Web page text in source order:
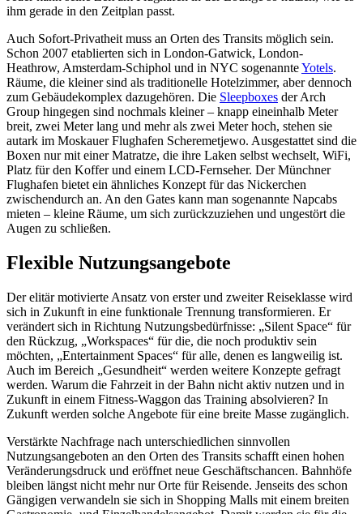
ihm gerade in den Zeitplan passt.
Auch Sofort-Privatheit muss an Orten des Transits möglich sein.
Schon 2007 etablierten sich in London-Gatwick, London-
Heathrow, Amsterdam-Schiphol und in NYC sogenannteYotels.
Räume, die kleiner sind als traditionelle Hotelzimmer, aber dennoch
zum Gebäudekomplex dazugehören. Die Sleepboxes der Arch
Group hingegen sind nochmals kleiner – knapp eineinhalb Meter
breit, zwei Meter lang und mehr als zwei Meter hoch, stehen sie
autark im Moskauer Flughafen Scheremetjewo. Ausgestattet sind die
Boxen nur mit einer Matratze, die ihre Laken selbst wechselt, WiFi,
Platz für den Koffer und einem LCD-Fernseher. Der Münchner
Flughafen bietet ein ähnliches Konzept für das Nickerchen
zwischendurch an. An den Gates kann man sogenannte Napcabs
mieten – kleine Räume, um sich zurückzuziehen und ungestört die
Augen zu schließen.
Flexible Nutzungsangebote
Der elitär motivierte Ansatz von erster und zweiter Reiseklasse wird
sich in Zukunft in eine funktionale Trennung transformieren. Er
verändert sich in Richtung Nutzungsbedürfnisse: „Silent Space“ für
den Rückzug, „Workspaces“ für die, die noch produktiv sein
möchten, „Entertainment Spaces“ für alle, denen es langweilig ist.
Auch im Bereich „Gesundheit“ werden weitere Konzepte gefragt
werden. Warum die Fahrzeit in der Bahn nicht aktiv nutzen und in
Zukunft in einem Fitness-Waggon das Training absolvieren? In
Zukunft werden solche Angebote für eine breite Masse zugänglich.
Verstärkte Nachfrage nach unterschiedlichen sinnvollen
Nutzungsangeboten an den Orten des Transits schafft einen hohen
Veränderungsdruck und eröffnet neue Geschäftschancen. Bahnhöfe
bleiben längst nicht mehr nur Orte für Reisende. Jenseits des schon
Gängigen verwandeln sie sich in Shopping Malls mit einem breiten